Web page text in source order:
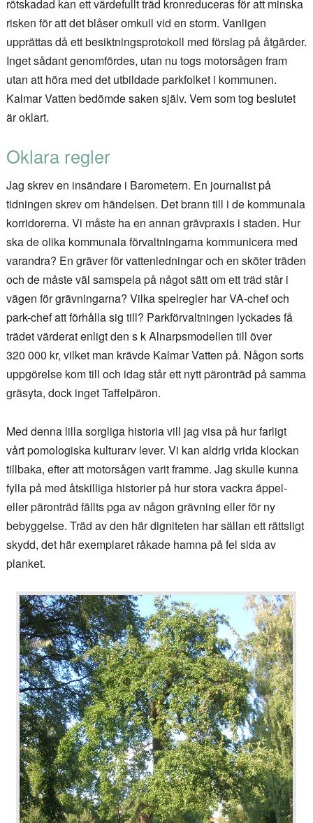
rötskadad kan ett värdefullt träd kronreduceras för att minska
risken för att det blåser omkull vid en storm. Vanligen
upprättas då ett besiktningsprotokoll med förslag på åtgärder.
Inget sådant genomfördes, utan nu togs motorsågen fram
utan att höra med det utbildade parkfolket i kommunen.
Kalmar Vatten bedömde saken själv. Vem som tog beslutet
är oklart.
Oklara regler
Jag skrev en insändare i Barometern. En journalist på
tidningen skrev om händelsen. Det brann till i de kommunala
korridorerna. Vi måste ha en annan grävpraxis i staden. Hur
ska de olika kommunala förvaltningarna kommunicera med
varandra? En gräver för vattenledningar och en sköter träden
och de måste väl samspela på något sätt om ett träd står i
vägen för grävningarna? Vilka spelregler har VA-chef och
park-chef att förhålla sig till? Parkförvaltningen lyckades få
trädet värderat enligt den s k Alnarpsmodellen till över
320 000 kr, vilket man krävde Kalmar Vatten på. Någon sorts
uppgörelse kom till och idag står ett nytt päronträd på samma
gräsyta, dock inget Taffelpäron.
Med denna lilla sorgliga historia vill jag visa på hur farligt
vårt pomologiska kulturarv lever. Vi kan aldrig vrida klockan
tillbaka, efter att motorsågen varit framme. Jag skulle kunna
fylla på med åtskilliga historier på hur stora vackra äppel-
eller päronträd fällts pga av någon grävning eller för ny
bebyggelse. Träd av den här digniteten har sällan ett rättsligt
skydd, det här exemplaret råkade hamna på fel sida av
planket.